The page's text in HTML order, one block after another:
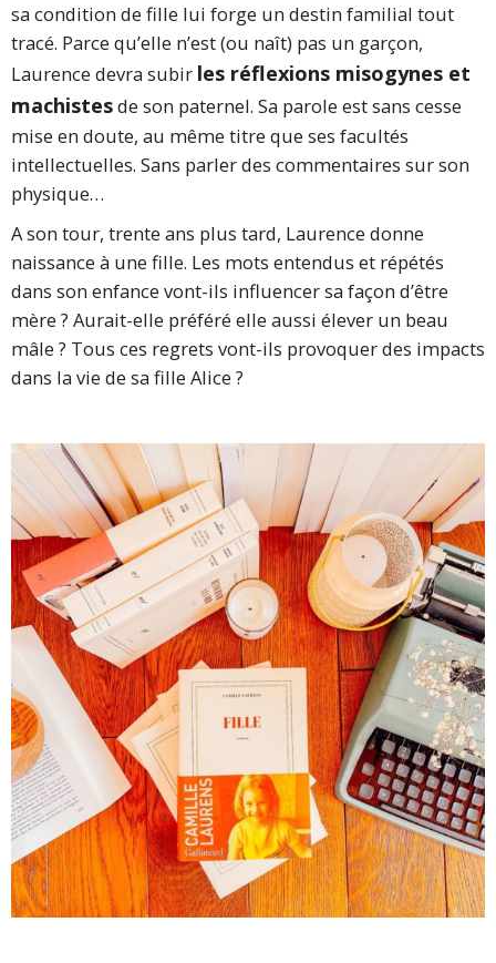
sa condition de fille lui forge un destin familial tout
tracé. Parce qu’elle n’est (ou naît) pas un garçon,
Laurence devra subir les réflexions misogynes et
machistesde son paternel. Sa parole est sans cesse
mise en doute, au même titre que ses facultés
intellectuelles. Sans parler des commentaires sur son
physique…
A son tour, trente ans plus tard, Laurence donne
naissance à une fille. Les mots entendus et répétés
dans son enfance vont-ils influencer sa façon d’être
mère ? Aurait-elle préféré elle aussi élever un beau
mâle ? Tous ces regrets vont-ils provoquer des impacts
dans la vie de sa fille Alice ?